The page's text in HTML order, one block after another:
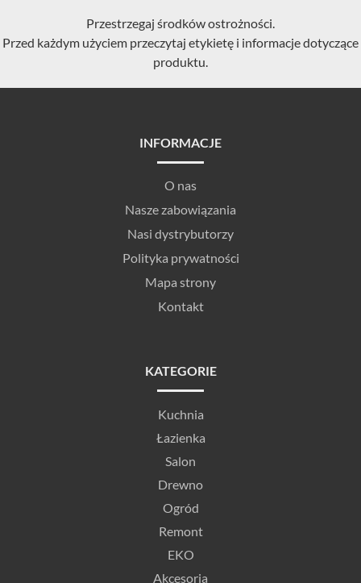
Przestrzegaj środków ostrożności.
Przed każdym użyciem przeczytaj etykietę i informacje dotyczące
produktu.
INFORMACJE
O nas
Nasze zabowiązania
Nasi dystrybutorzy
Polityka prywatności
Mapa strony
Kontakt
KATEGORIE
Kuchnia
Łazienka
Salon
Drewno
Ogród
Remont
EKO
Akcesoria